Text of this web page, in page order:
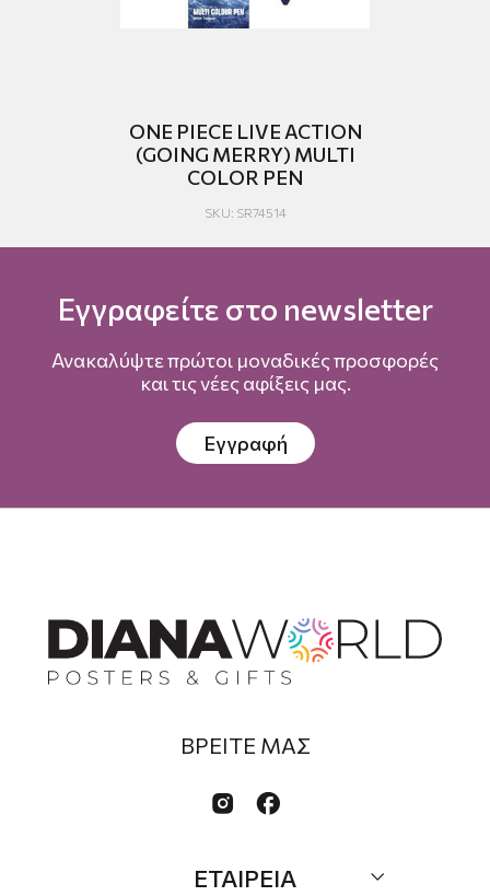
ONE PIECE LIVE ACTION
(GOING MERRY) MULTI
COLOR PEN
SKU: SR74514
Εγγραφείτε στο newsletter
Ανακαλύψτε πρώτοι μοναδικές προσφορές
και τις νέες αφίξεις μας.
Εγγραφή
ΒΡΕΙΤΕ ΜΑΣ
 
ΕΤΑΙΡΕΙΑ